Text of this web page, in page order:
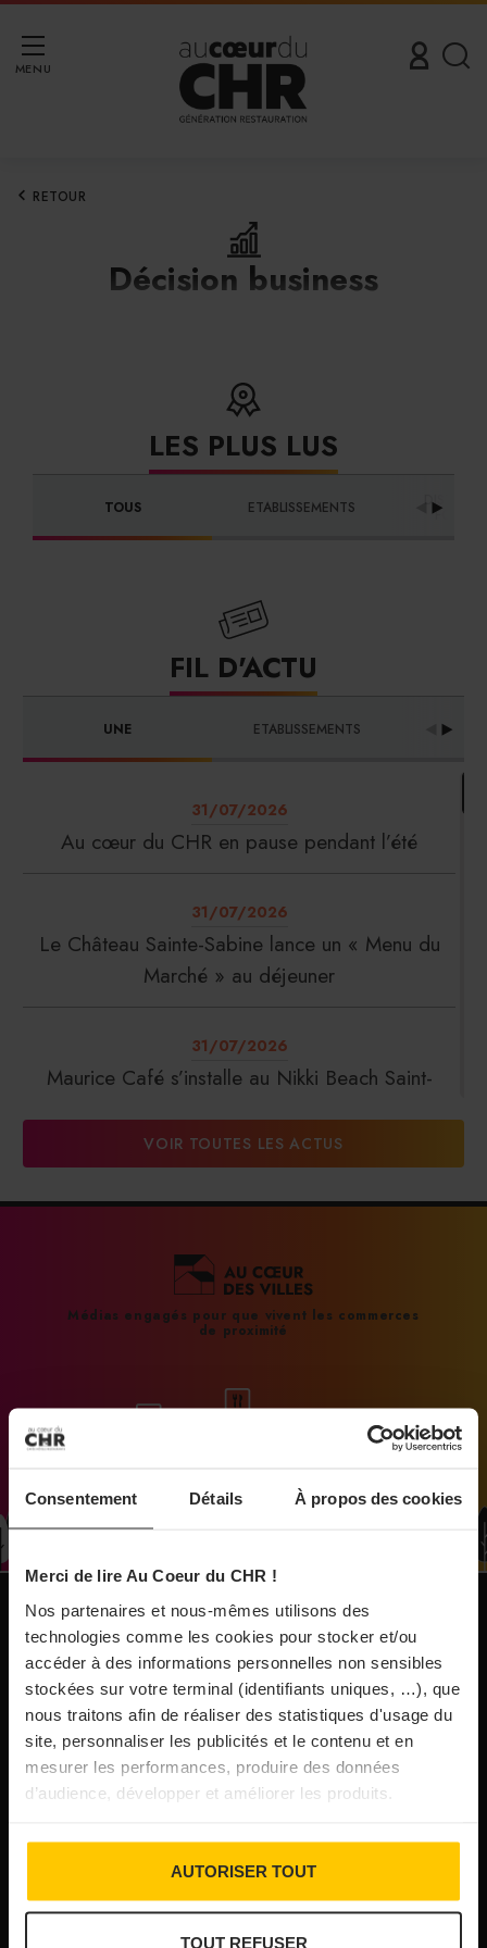
Consentement Détails À propos des cookies
Merci de lire Au Coeur du CHR !
Nos partenaires et nous-mêmes utilisons des
technologies comme les cookies pour stocker et/ou
accéder à des informations personnelles non sensibles
stockées sur votre terminal (identifiants uniques, …), que
nous traitons afin de réaliser des statistiques d'usage du
site, personnaliser les publicités et le contenu et en
mesurer les performances, produire des données
d’audience, développer et améliorer les produits.
AUTORISER TOUT
TOUT REFUSER
MENU
RETOUR
Décision business
LES PLUS LUS
TOUS ETABLISSEMENTS
FIL D'ACTU
UNE ETABLISSEMENTS
31/07/2026
Au cœur du CHR en pause pendant l’été
31/07/2026
Le Château Sainte-Sabine lance un « Menu du
Marché » au déjeuner
31/07/2026
Maurice Café s’installe au Nikki Beach Saint-
DalterFood Group franchit les 200 millions
31/07/2026
La Liste : La Réserve Paris de nouveau meilleur
maison de collectionneur
31/07/2026
Vins fins : la Chine affiche ses ambitions
31/07/2026
Brasserie Dupont : la bière saison, mais pas
que…
Incendies : l’aide d’urgence rehaussée à 8 000 €
pour les indépendants, l’autoroute A63 réouverte
VOIR TOUTES LES ACTUS
Médias engagés pour que vivent les commerces
de proximité
NOS PUBLICATIONS